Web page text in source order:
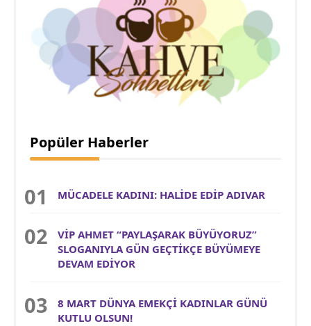
Popüler Haberler
MÜCADELE KADINI: HALİDE EDİP ADIVAR
VİP AHMET “PAYLAŞARAK BÜYÜYORUZ”
SLOGANIYLA GÜN GEÇTİKÇE BÜYÜMEYE
DEVAM EDİYOR
8 MART DÜNYA EMEKÇİ KADINLAR GÜNÜ
KUTLU OLSUN!